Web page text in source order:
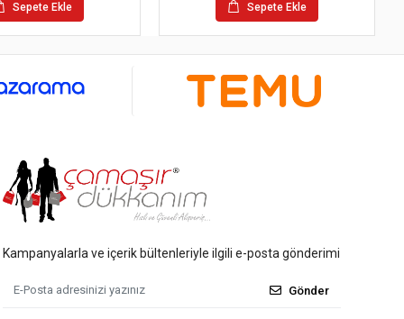
Sepete Ekle Sepete Ekle
Kampanyalarla ve içerik bültenleriyle ilgili e-posta gönderimi
Gönder